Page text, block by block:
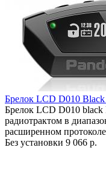
Брелок LCD D010
Брелок LCD D010 black
радиотрактом в
расширенном
Без установки 9 066 р.